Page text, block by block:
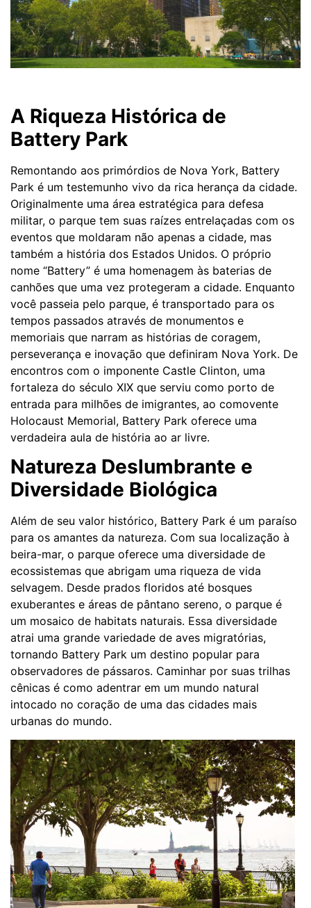
A Riqueza Histórica de
Battery Park
Remontando aos primórdios de Nova York, Battery
Park é um testemunho vivo da rica herança da cidade.
Originalmente uma área estratégica para defesa
militar, o parque tem suas raízes entrelaçadas com os
eventos que moldaram não apenas a cidade, mas
também a história dos Estados Unidos. O próprio
nome “Battery” é uma homenagem às baterias de
canhões que uma vez protegeram a cidade. Enquanto
você passeia pelo parque, é transportado para os
tempos passados através de monumentos e
memoriais que narram as histórias de coragem,
perseverança e inovação que definiram Nova York. De
encontros com o imponente Castle Clinton, uma
fortaleza do século XIX que serviu como porto de
entrada para milhões de imigrantes, ao comovente
Holocaust Memorial, Battery Park oferece uma
verdadeira aula de história ao ar livre.
Natureza Deslumbrante e
Diversidade Biológica
Além de seu valor histórico, Battery Park é um paraíso
para os amantes da natureza. Com sua localização à
beira-mar, o parque oferece uma diversidade de
ecossistemas que abrigam uma riqueza de vida
selvagem. Desde prados floridos até bosques
exuberantes e áreas de pântano sereno, o parque é
um mosaico de habitats naturais. Essa diversidade
atrai uma grande variedade de aves migratórias,
tornando Battery Park um destino popular para
observadores de pássaros. Caminhar por suas trilhas
cênicas é como adentrar em um mundo natural
intocado no coração de uma das cidades mais
urbanas do mundo.